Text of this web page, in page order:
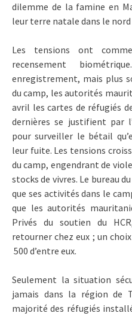
dilemme de la famine en
leur terre natale dans le nord
Les tensions ont
recensement
enregistrement, mais plus
du camp, les autorités
avril les cartes de réfugiés
dernières se justifient par
pour surveiller le bétail
leur fuite. Les tensions
du camp, engendrant de
stocks de vivres. Le bureau
que ses activités dans le
que les autorités
Privés du soutien du
retourner chez eux ; un
500 d’entre eux.
Seulement la situation
jamais dans la région de
majorité des réfugiés